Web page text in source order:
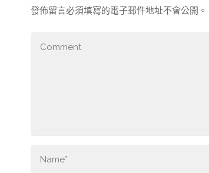
發佈留言必須填寫的電子郵件地址不會公開。